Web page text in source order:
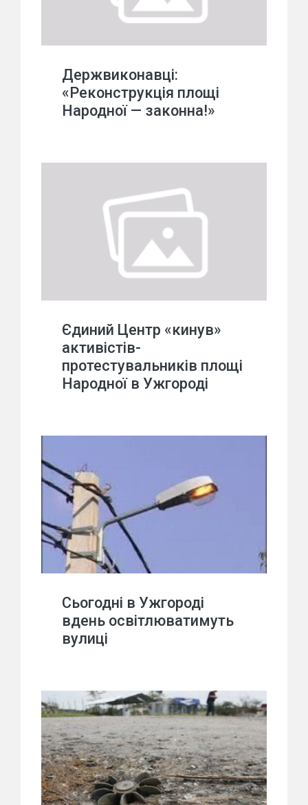
Держвиконавці:
«Реконструкція площі
Народної — законна!»
Єдиний Центр «кинув»
активістів-
протестувальників площі
Народної в Ужгороді
Сьогодні в Ужгороді
вдень освітлюватимуть
вулиці